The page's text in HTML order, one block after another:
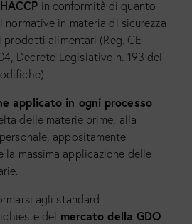
in conformità di quanto
in materia di sicurezza
alimentari (Reg. CE
Decreto Legislativo n. 193 del
applicato in ogni processo
delle materie prime, alla
appositamente
la massima applicazione delle
agli standard
del mercato della GDO